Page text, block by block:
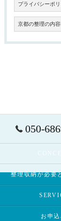
プライバシーポ
京都の整理の内
050-
整理収納が必要
お申